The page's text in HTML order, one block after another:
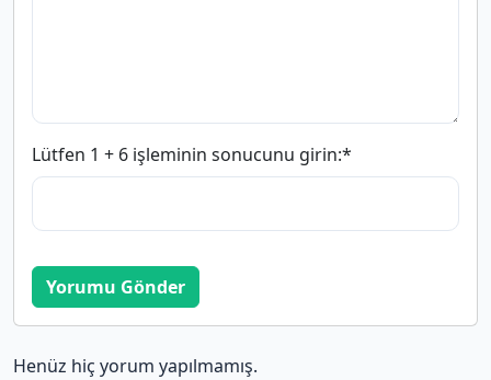
Lütfen 1 + 6 işleminin sonucunu girin:*
Yorumu Gönder
Henüz hiç yorum yapılmamış.